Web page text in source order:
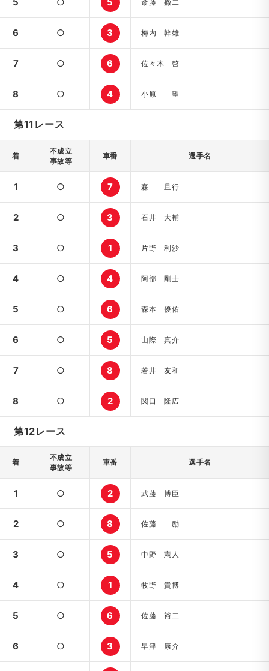
斎藤 撤二
6 ○ 3 梅内 幹雄
7 ○ 6 佐々木 啓
8 ○ 4 小原 望
第11レース
着
不成立
事故等
車番 選手名
1 ○ 7 森 且行
2 ○ 3 石井 大輔
3 ○ 1 片野 利沙
4 ○ 4 阿部 剛士
5 ○ 6 森本 優佑
6 ○ 5 山際 真介
7 ○ 8 若井 友和
8 ○ 2 関口 隆広
第12レース
着
不成立
事故等
車番 選手名
1 ○ 2 武藤 博臣
2 ○ 8 佐藤 励
3 ○ 5 中野 憲人
4 ○ 1 牧野 貴博
5 ○ 6 佐藤 裕二
6 ○ 3 早津 康介